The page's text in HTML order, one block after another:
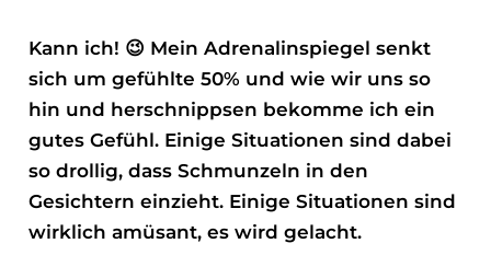
Kann ich! 😉 Mein Adrenalinspiegel senkt
sich um gefühlte 50% und wie wir uns so
hin und herschnippsen bekomme ich ein
gutes Gefühl. Einige Situationen sind dabei
so drollig, dass Schmunzeln in den
Gesichtern einzieht. Einige Situationen sind
wirklich amüsant, es wird gelacht.